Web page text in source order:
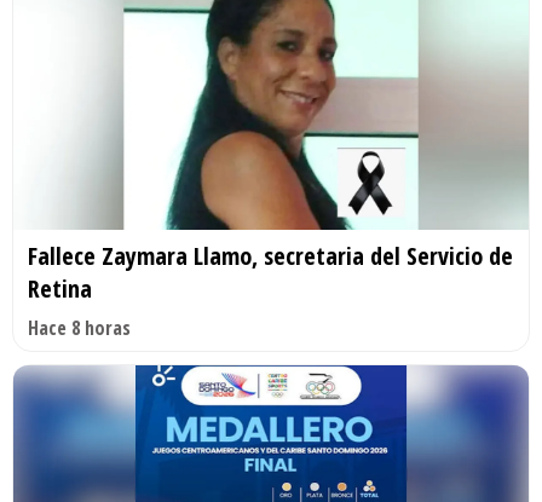
Fallece Zaymara Llamo, secretaria del Servicio de
Retina
Hace 8 horas